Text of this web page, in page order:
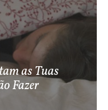
as Tuas
Fazer